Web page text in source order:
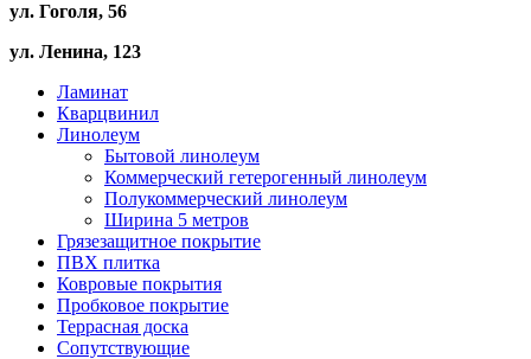
ул. Гоголя, 56
ул. Ленина, 123
Ламинат
Кварцвинил
Линолеум
Бытовой линолеум
Коммерческий гетерогенный линолеум
Полукоммерческий линолеум
Ширина 5 метров
Грязезащитное покрытие
ПВХ плитка
Ковровые покрытия
Пробковое покрытие
Террасная доска
Сопутствующие